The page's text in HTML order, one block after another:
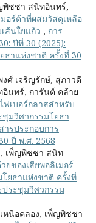
พิชชา สนิทอินทร์,
อร์ต้าที่ผสมวัสดุเหลือ
ส้นใยแก้ว , การ
ปีที่ 30 (2025):
ธาแห่งชาติ ครั้งที่ 30
ศ์ เจริญรักษ์, สุภาวดี
นทร์, การันต์ คล้าย
เบอร์กลาสสำหรับ
ชุมวิศวกรรมโยธา
ารประกอบการ
ปี พ.ศ. 2568
เพ็ญพิชชา สนิท
ของเสียพอลิเมอร์
ยธาแห่งชาติ ครั้งที่
ประชุมวิศวกรรม
หนือคลอง, เพ็ญพิชชา